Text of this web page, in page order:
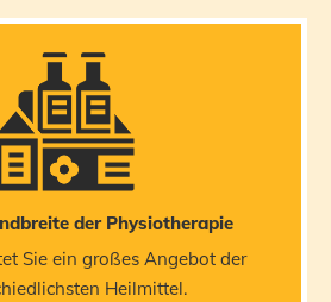
der Physiotherapie
Sie ein großes Angebot der
Heilmittel.